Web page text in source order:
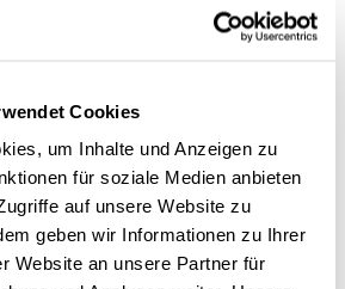
Cookies
um Inhalte und Anzeigen zu
für soziale Medien anbieten
auf unsere Website zu
geben wir Informationen zu Ihrer
Website an unsere Partner für
Produkt hinzu. Wir werden es dann
in dem gewählten Strauß.
nicht separat, ohne Rosen, bestellt